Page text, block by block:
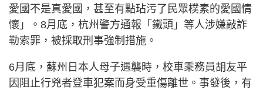
愛國不是真愛國，甚至有點玷污了民眾樸素的愛國情
懷」。8月底，杭州警方通報「鐵頭」等人涉嫌敲詐
勒索罪，被採取刑事強制措施。
6月底，蘇州日本人母子遇襲時，校車乘務員胡友平
因阻止行兇者登車犯案而身受重傷離世。事發後，有